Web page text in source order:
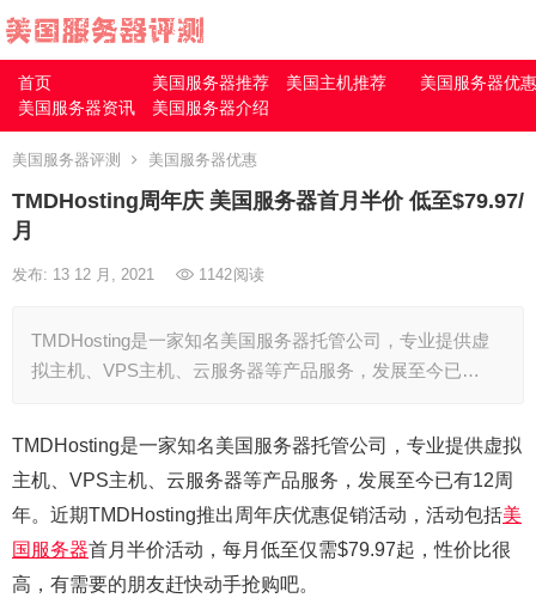
首页 美国服务器推荐 美国主机推荐
美国服务器优惠
美国服务器资讯
美国服务器介绍
美国服务器评测 美国服务器优惠
TMDHosting周年庆 美国服务器首月半价 低至$79.97/
月
发布: 13 12 月, 2021 1142阅读
TMDHosting是一家知名美国服务器托管公司，专业提供虚
拟主机、VPS主机、云服务器等产品服务，发展至今已…
TMDHosting是一家知名美国服务器托管公司，专业提供虚拟
主机、VPS主机、云服务器等产品服务，发展至今已有12周
年。近期TMDHosting推出周年庆优惠促销活动，活动包括美
国服务器首月半价活动，每月低至仅需$79.97起，性价比很
高，有需要的朋友赶快动手抢购吧。